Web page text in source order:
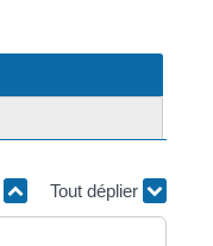
Tout déplier